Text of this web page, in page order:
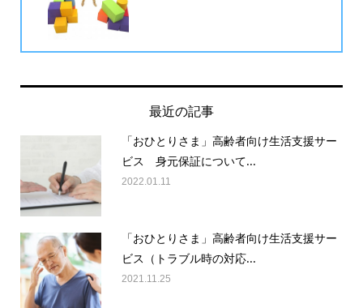
最近の記事
「おひとりさま」高齢者向け生活支援サー
ビス 身元保証について...
2022.01.11
「おひとりさま」高齢者向け生活支援サー
ビス（トラブル時の対応...
2021.11.25